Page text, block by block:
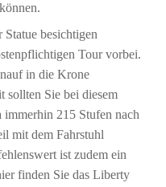
besichtigen
Tour vorbei.
in die Krone
Sie bei diesem
215 Stufen nach
mit dem Fahrstuhl
ist zudem ein
finden Sie das Liberty